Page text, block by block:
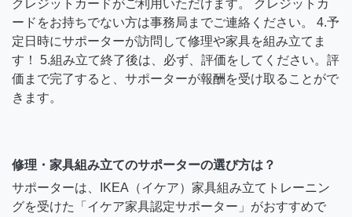
クレジットカードがご利用いただけます。 クレジットカ
ードをお持ちでない方は事務局までご連絡ください。 4.予
定日時にサポーターが訪問して修理や家具を組み立てま
す！ 5.組み立て終了後は、必ず、評価をしてください。評
価まで完了すると、サポーターが報酬を受け取ることがで
きます。
修理・家具組み立てのサポーターの選び方は？
サポーターは、IKEA（イケア）家具組み立てトレーニン
グを受けた「イケア家具認定サポーター」がおすすめで